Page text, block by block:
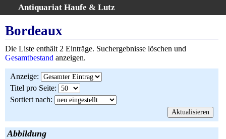
Antiquariat Haufe & Lutz
Home
Gesamtbestand
Kategorien
Schlagwörter
Suchergebnisse
AGB
Bordeaux
Die Liste enthält 2 Einträge. Suchergebnisse löschen und
Gesamtbestand anzeigen.
Anzeige:
Titel pro Seite:
Sortiert nach:
Abbildung